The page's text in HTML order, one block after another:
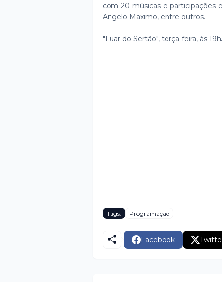
com 20 músicas e participações
Angelo Maximo, entre outros.
"Luar do Sertão", terça-feira, às
Tags: Programação
Facebook